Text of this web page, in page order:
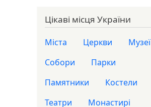
Цікаві місця України
Міста Церкви
Музеї
Собори
Парки
Памятники
Костели
Театри
Монастирі